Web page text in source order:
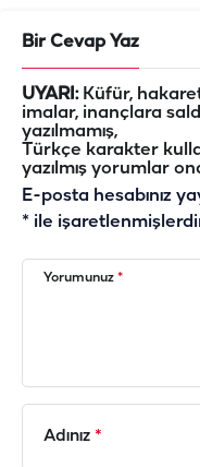
Bir Cevap Yaz
UYARI:Küfür,
imalar, inançlara
yazılmamış,
Türkçe karakter
yazılmış yorumlar
E-posta hesabınız
* ile
Yorumunuz *
Adınız *